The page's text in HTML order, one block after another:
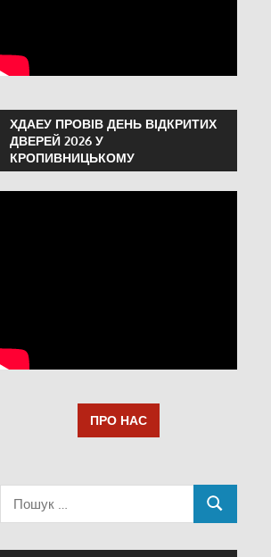
ХДАЕУ ПРОВІВ ДЕНЬ ВІДКРИТИХ
ДВЕРЕЙ 2026 У
КРОПИВНИЦЬКОМУ
ПРО НАС